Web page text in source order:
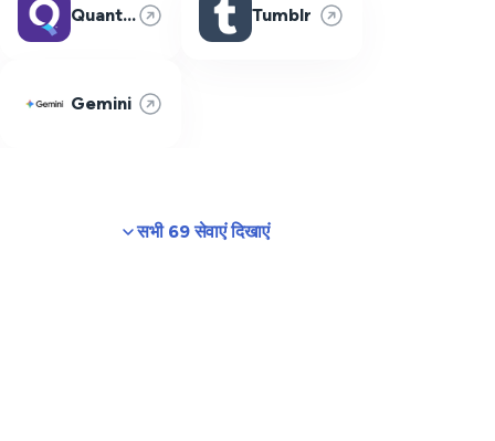
Quantum Fiber Tumblr
Gemini
सभी 69 सेवाएं दिखाएं